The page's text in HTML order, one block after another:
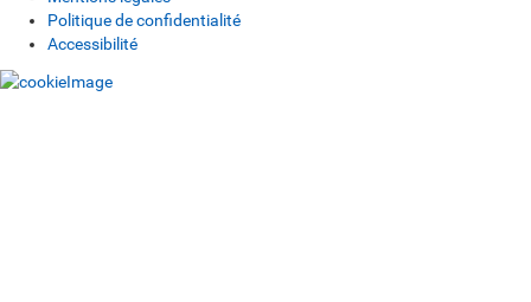
Politique de confidentialité
Accessibilité